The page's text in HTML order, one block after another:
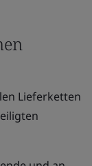
Lieferketten